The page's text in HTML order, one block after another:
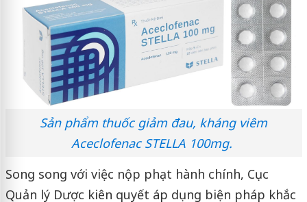
Sản phẩm thuốc giảm đau, kháng viêm
Aceclofenac STELLA 100mg.
Song song với việc nộp phạt hành chính, Cục
Quản lý Dược kiên quyết áp dụng biện pháp khắc